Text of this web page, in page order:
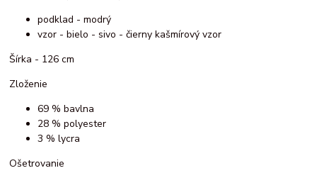
podklad - modrý
vzor - bielo - sivo - čierny kašmírový vzor
Šírka - 126 cm
Zloženie
69 % bavlna
28 % polyester
3 % lycra
Ošetrovanie